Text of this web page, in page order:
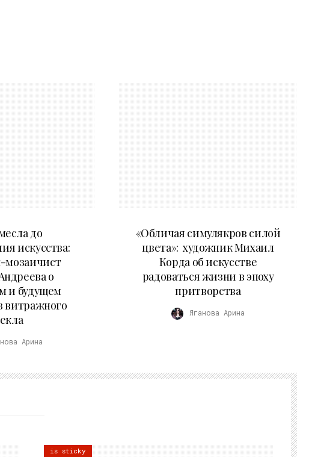
до
искусства:
мозаичист
о
и будущем
витражного
Арина
«Обличая симулякров силой
цвета»: художник Михаил
Корда об искусстве
радоваться жизни в эпоху
притворства
Яганова Арина
is sticky